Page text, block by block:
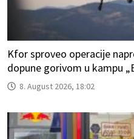
Kfor sproveo operacije
dopune gorivom u kampu
8. August 2026, 18:02